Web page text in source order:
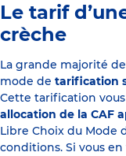
Le tarif
crèche
La grande majorité
mode de tarification
Cette tarification
allocation de la CAF
Libre Choix du Mode
conditions. Si vous